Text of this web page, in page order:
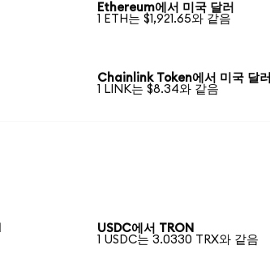
Ethereum에서 미국 달러
1 ETH는 $1,921.65와 같음
Chainlink Token에서 미국 달러
1 LINK는 $8.34와 같음
USDC에서 TRON
1 USDC는 3.0330 TRX와 같음